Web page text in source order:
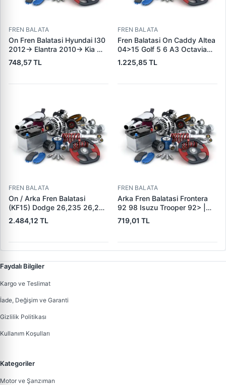
FREN BALATA
On Fren Balatasi Hyundai I30
2012-> Elantra 2010-> Kia
Ceed 2012-> | GRAP 94166 |
OEM 581012VA00
748,57 TL
FREN BALATA
Fren Balatasi On Caddy Altea
04>15 Golf 5 6 A3 Octavia
04>13 Jetta 06>11 Leon
06>13 Toledo 05>09 Yeti
ANS KD13 | OEM
1.225,85 TL
FREN BALATA
On / Arka Fren Balatasi
(KF15) Dodge 26,235 26,260
32,260 Dingil | KALE B 1278
1840 05 KF22 | OEM 19557 /
M91003501
2.484,12 TL
FREN BALATA
Arka Fren Balatasi Frontera
92 98 Isuzu Trooper 92> |
KRAFTVOLL 07160049 |
OEM 160 5851
719,01 TL
Faydalı Bilgiler
Kargo ve Teslimat
İade, Değişim ve Garanti
Gizlilik Politikası
Kullanım Koşulları
Kategoriler
Motor ve Şanzıman